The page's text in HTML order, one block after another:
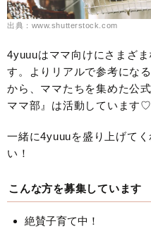
出典：www.shutterstock.com
4yuuuはママ向けにさまざ
す。よりリアルで参考にな
から、ママたちを集めた公
ママ部』は活動しています♡
一緒に4yuuuを盛り上げて
い！
こんな方を募集しています
絶賛子育て中！